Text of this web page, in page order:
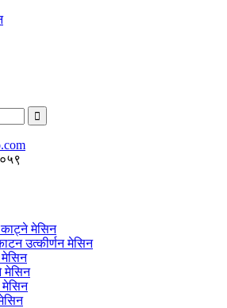
मेसिन
उत्कीर्णन मेसिन
मेसिन